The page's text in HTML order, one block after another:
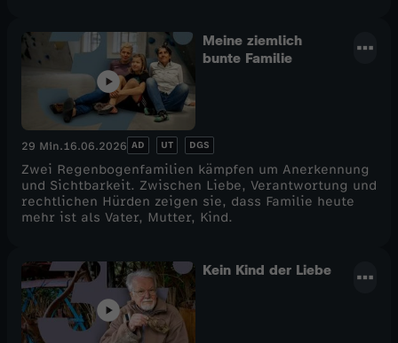
Meine ziemlich
bunte Familie
29 Min.16.06.2026 AD UT DGS
Zwei Regenbogenfamilien kämpfen um Anerkennung
und Sichtbarkeit. Zwischen Liebe, Verantwortung und
rechtlichen Hürden zeigen sie, dass Familie heute
mehr ist als Vater, Mutter, Kind.
Kein Kind der Liebe